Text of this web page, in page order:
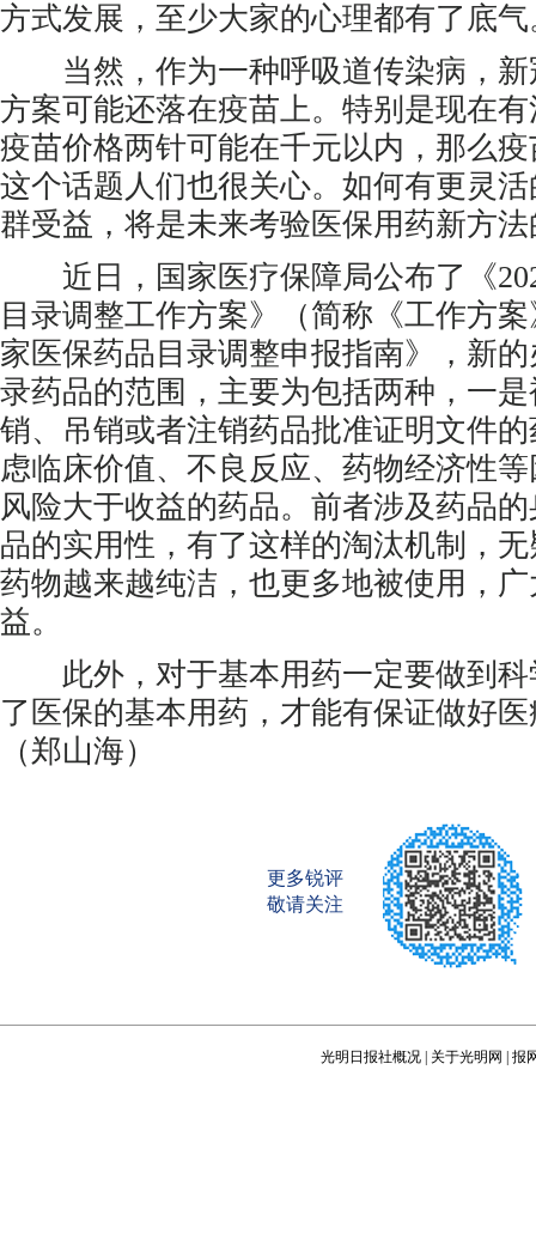
方式发展，至少大家的心理都有了底气
当然，作为一种呼吸道传染病，新
方案可能还落在疫苗上。特别是现在
疫苗价格两针可能在千元以内，那么
这个话题人们也很关心。如何有更灵
群受益，将是未来考验医保用药新方
近日，国家医疗保障局公布了《
目录调整工作方案》（简称《工作方
家医保药品目录调整申报指南》，新
录药品的范围，主要为包括两种，一
销、吊销或者注销药品批准证明文件
虑临床价值、不良反应、药物经济性
风险大于收益的药品。前者涉及药品
品的实用性，有了这样的淘汰机制，
药物越来越纯洁，也更多地被使用，
益。
此外，对于基本用药一定要做到科
了医保的基本用药，才能有保证做好
（郑山海）
更多锐评
敬请关注
光明日报社概况 关于光明网 报